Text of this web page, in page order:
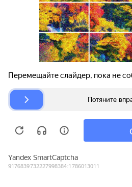
Для автокомпаний
Авторазборки
© bibinet.ru - система
Copyright 2010-2026 Все